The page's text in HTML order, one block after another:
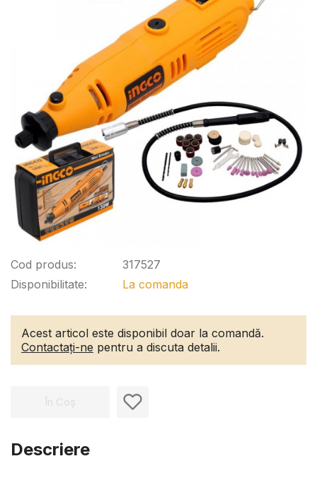
Cod produs:
Disponibilitate:
317527
La comanda
Acest articol este disponibil doar la comandă.
Contactați-ne pentru a discuta detalii.
În Coș
Descriere